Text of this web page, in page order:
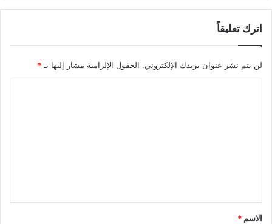
اترك تعليقاً
لن يتم نشر عنوان بريدك الإلكتروني. الحقول الإلزامية مشار إليها بـ *
*
الاسم *